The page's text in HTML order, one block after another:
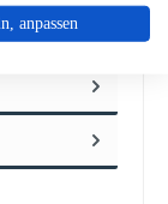
anpassen